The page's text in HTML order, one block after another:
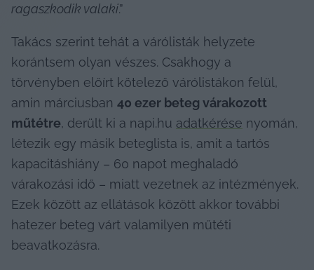
ragaszkodik valaki.”
Takács szerint tehát a várólisták helyzete
korántsem olyan vészes. Csakhogy a
törvényben előírt kötelező várólistákon felül,
amin márciusban 40 ezer beteg várakozott
műtétre, derült ki a napi.hu adatkérése nyomán,
létezik egy másik beteglista is, amit a tartós
kapacitáshiány – 60 napot meghaladó
várakozási idő – miatt vezetnek az intézmények.
Ezek között az ellátások között akkor további
hatezer beteg várt valamilyen műtéti
beavatkozásra.